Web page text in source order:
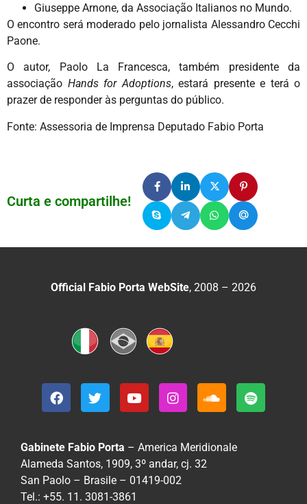
Giuseppe Arnone, da Associação Italianos no Mundo.
O encontro será moderado pelo jornalista Alessandro Cecchi
Paone.
O autor, Paolo La Francesca, também presidente da
associação Hands for Adoptions, estará presente e terá o
prazer de responder às perguntas do público.
Fonte: Assessoria de Imprensa Deputado Fabio Porta
Curta e compartilhe!
Official Fabio Porta WebSite, 2008 – 2026
Gabinete Fabio Porta – America Meridionale
Alameda Santos, 1909, 3º andar, cj. 32
San Paolo – Brasile – 01419-002
Tel.: +55. 11. 3081-3861